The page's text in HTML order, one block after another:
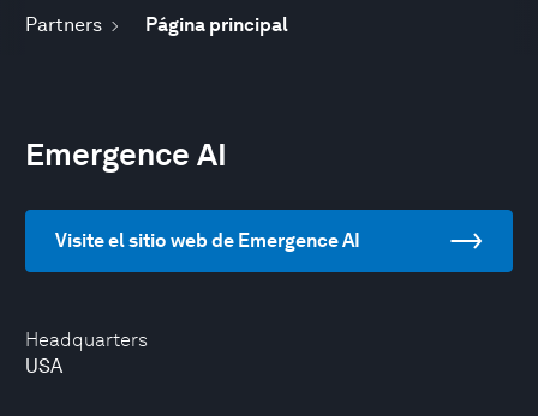
Partners Página principal
Headquarters
USA
Emergence AI
Visite el sitio web de Emergence AI